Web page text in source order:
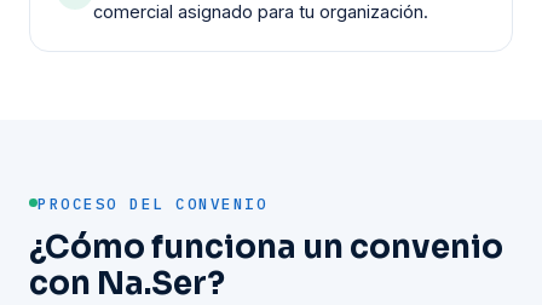
comercial asignado para tu organización.
PROCESO DEL CONVENIO
¿Cómo funciona un convenio
con Na.Ser?